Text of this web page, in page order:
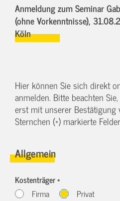
Anmeldung zum Seminar
(ohne Vorkenntnisse),
Köln
Hier können Sie sich direkt
anmelden. Bitte beachten
erst mit unserer
Sternchen (*) markierte
Allgemein
Kostenträger *
Firma
Privat